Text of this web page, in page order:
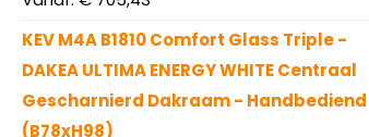
KEV M4A B1810 Comfort Glass Triple -
DAKEA ULTIMA ENERGY WHITE Centraal
Gescharnierd Dakraam - Handbediend
(B78xH98)